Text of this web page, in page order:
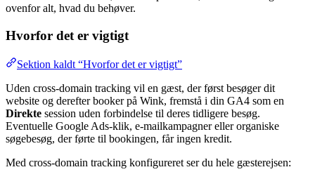
ovenfor alt, hvad du behøver.
Hvorfor det er vigtigt
Sektion kaldt “Hvorfor det er vigtigt”
Uden cross-domain tracking vil en gæst, der først besøger dit
website og derefter booker på Wink, fremstå i din GA4 som en
Direkte session uden forbindelse til deres tidligere besøg.
Eventuelle Google Ads-klik, e-mailkampagner eller organiske
søgebesøg, der førte til bookingen, får ingen kredit.
Med cross-domain tracking konfigureret ser du hele gæsterejsen: